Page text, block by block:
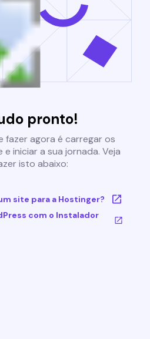
pronto!
fazer agora é carregar os
iniciar a sua jornada. Veja
isto abaixo:
site para a Hostinger?
com o Instalador